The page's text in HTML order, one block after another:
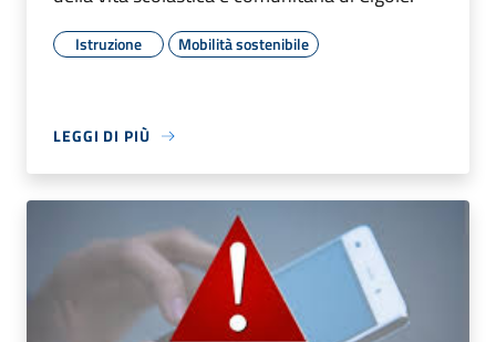
Istruzione Mobilità sostenibile
LEGGI DI PIÙ